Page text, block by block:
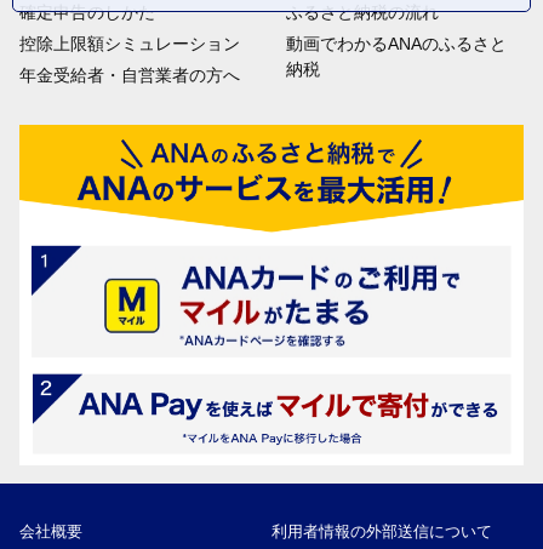
確定申告のしかた
控除上限額シミュレーション
年金受給者・自営業者の方へ
ふるさと納税の流れ
動画でわかるANAのふるさと
納税
会社概要 利用者情報の外部送信について